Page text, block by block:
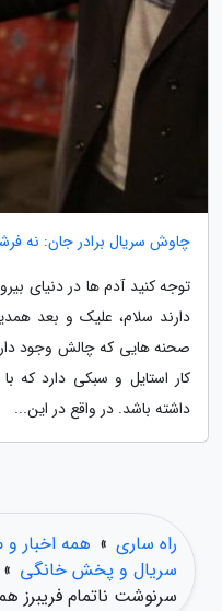
چاوش سریال برادر جان: نه
توجه کنید آدم ها در دنیای
دارند سلام، علیک و بعد
صحنه هایی که چالش وجود
کار استایل و سبکی دارد که
داشته باشد. در واقع در این...
راه ساری » همه اخبار و
سریال و پخش خانگی »
سرنوشت ناتمام فریبرز